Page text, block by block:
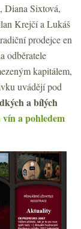
Diana Sixtová,
Krejčí a Lukáš
prodejce en
odběratele
kapitálem,
uvádějí pod
a bílých
a pohledem